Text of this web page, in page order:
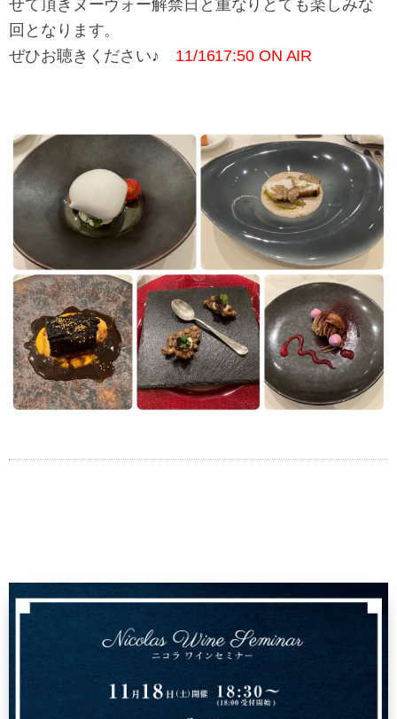
せて頂きヌーヴォー解禁日と重なりとても楽しみな
回となります。
ぜひお聴きください♪ 11/1617:50 ON AIR